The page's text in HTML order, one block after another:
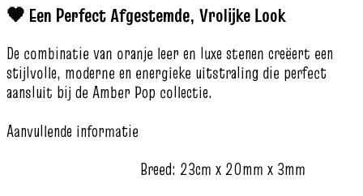
🧡 Een Perfect Afgestemde, Vrolijke Look
De combinatie van oranje leer en luxe stenen creëert een
stijlvolle, moderne en energieke uitstraling die perfect
aansluit bij de Amber Pop collectie.
Aanvullende informatie
Breed: 23cm x 20mm x 3mm